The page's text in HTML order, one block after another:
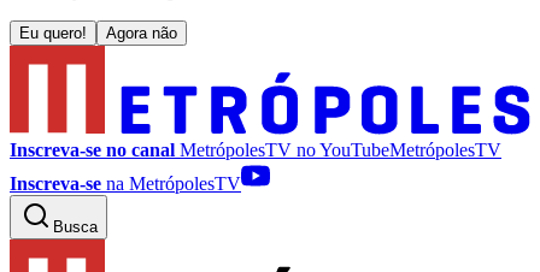
Eu quero! Agora não
Inscreva-se no canal MetrópolesTV noYouTubeMetrópolesTV
Inscreva-se na MetrópolesTV
Busca